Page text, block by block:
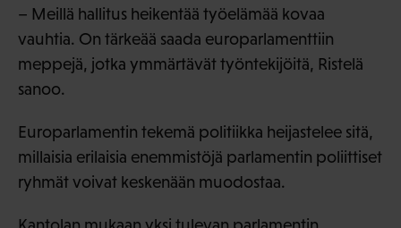
– Meillä hallitus heikentää työelämää kovaa
vauhtia. On tärkeää saada europarlamenttiin
meppejä, jotka ymmärtävät työntekijöitä, Ristelä
sanoo.
Europarlamentin tekemä politiikka heijastelee sitä,
millaisia erilaisia enemmistöjä parlamentin poliittiset
ryhmät voivat keskenään muodostaa.